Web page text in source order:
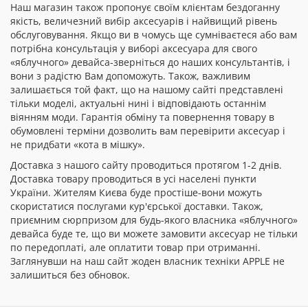
Наш магазин також пропонує своїм клієнтам бездоганну
якість, величезний вибір аксесуарів і найвищий рівень
обслуговування. Якщо ви в чомусь ще сумніваєтеся або вам
потрібна консультація у виборі аксесуара для свого
«яблучного» девайса-зверніться до наших консультантів, і
вони з радістю Вам допоможуть. Також, важливим
залишається той факт, що на нашому сайті представлені
тільки моделі, актуальні нині і відповідають останнім
віянням моди. Гарантія обміну та повернення товару в
обумовлені терміни дозволить вам перевірити аксесуар і
не придбати «кота в мішку».
Доставка з нашого сайту проводиться протягом 1-2 днів.
Доставка товару проводиться в усі населені пункти
України. Жителям Києва буде простіше-вони можуть
скористатися послугами кур'єрської доставки. Також,
приємним сюрпризом для будь-якого власника «яблучного»
девайса буде те, що ви можете замовити аксесуар не тільки
по передоплаті, але оплатити товар при отриманні.
Заглянувши на наш сайт жоден власник техніки APPLE не
залишиться без обновок.